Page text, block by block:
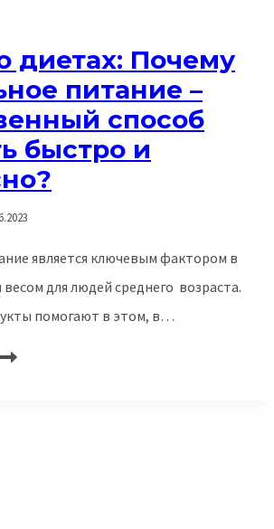
диетах: Почему
питание –
способ
быстро и
является ключевым фактором в
для людей среднего возраста.
помогают в этом, в…